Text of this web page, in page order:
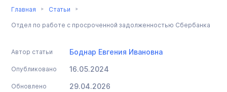
Главная Статьи
Отдел по работе с просроченной задолженностью Сбербанка
Автор статьи Боднар Евгения Ивановна
Опубликовано 16.05.2024
Обновлено 29.04.2026